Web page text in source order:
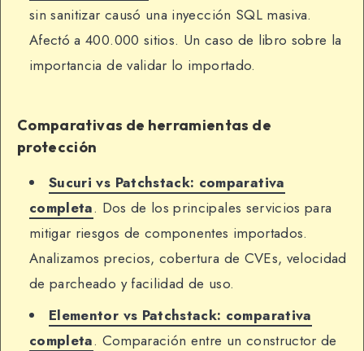
sin sanitizar causó una inyección SQL masiva.
Afectó a 400.000 sitios. Un caso de libro sobre la
importancia de validar lo importado.
Comparativas de herramientas de
protección
Sucuri vs Patchstack: comparativa
completa. Dos de los principales servicios para
mitigar riesgos de componentes importados.
Analizamos precios, cobertura de CVEs, velocidad
de parcheado y facilidad de uso.
Elementor vs Patchstack: comparativa
completa. Comparación entre un constructor de